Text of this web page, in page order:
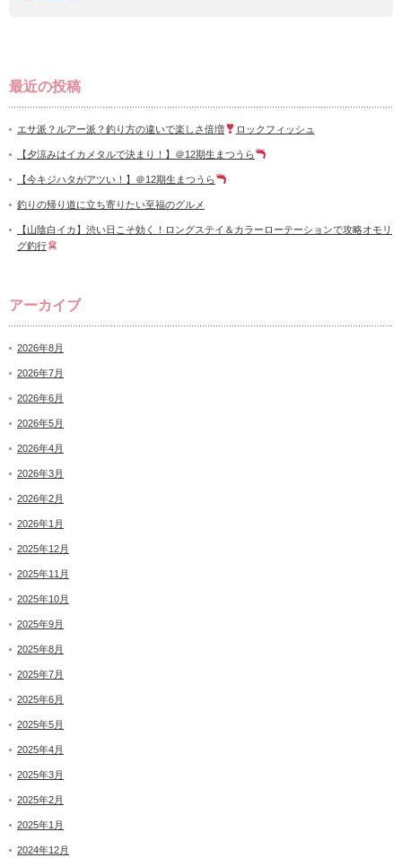
最近の投稿
エサ派？ルアー派？釣り方の違いで楽しさ倍増 ロックフィッシュ
【夕涼みはイカメタルで決まり！】＠12期生まつうら
【今キジハタがアツい！】＠12期生まつうら
釣りの帰り道に立ち寄りたい至福のグルメ
【山陰白イカ】渋い日こそ効く！ロングステイ＆カラーローテーションで攻略オモリ
グ釣行
アーカイブ
2026年8月
2026年7月
2026年6月
2026年5月
2026年4月
2026年3月
2026年2月
2026年1月
2025年12月
2025年11月
2025年10月
2025年9月
2025年8月
2025年7月
2025年6月
2025年5月
2025年4月
2025年3月
2025年2月
2025年1月
2024年12月